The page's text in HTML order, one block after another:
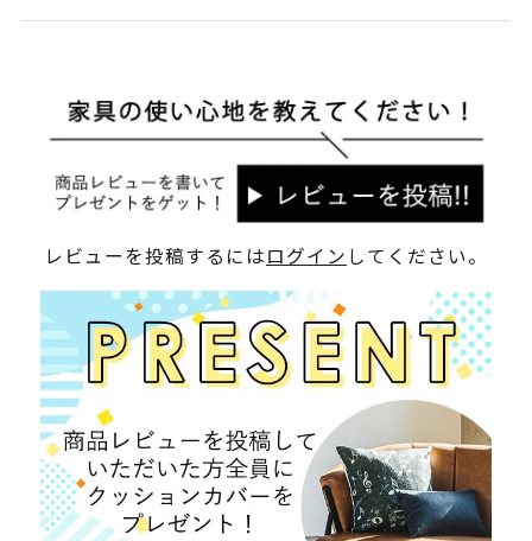
レビューを投稿するにはログイン してください。